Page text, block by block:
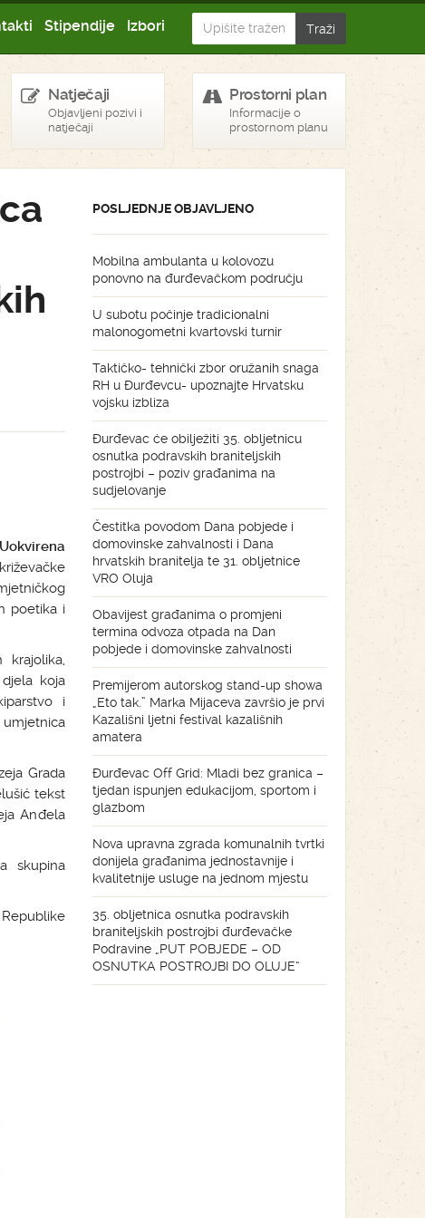
Stipendije Izbori
Natječaji
Objavljeni pozivi i
natječaji
Prostorni plan
Informacije o
prostornom planu
Uokvirena
poetika i
krajolika,
koja
i
umjetnica
Grada
tekst
Anđela
skupina
POSLJEDNJE OBJAVLJENO
Mobilna ambulanta u kolovozu
ponovno na đurđevačkom području
U subotu počinje tradicionalni
malonogometni kvartovski turnir
Taktičko- tehnički zbor oružanih snaga
RH u Đurđevcu- upoznajte Hrvatsku
vojsku izbliza
Đurđevac će obilježiti 35. obljetnicu
osnutka podravskih braniteljskih
postrojbi – poziv građanima na
sudjelovanje
Čestitka povodom Dana pobjede i
domovinske zahvalnosti i Dana
hrvatskih branitelja te 31. obljetnice
VRO Oluja
Obavijest građanima o promjeni
termina odvoza otpada na Dan
pobjede i domovinske zahvalnosti
Premijerom autorskog stand-up showa
„Eto tak.” Marka Mijaceva završio je prvi
Kazališni ljetni festival kazališnih
amatera
Đurđevac Off Grid: Mladi bez granica –
tjedan ispunjen edukacijom, sportom i
glazbom
Nova upravna zgrada komunalnih tvrtki
donijela građanima jednostavnije i
kvalitetnije usluge na jednom mjestu
35. obljetnica osnutka podravskih
braniteljskih postrojbi đurđevačke
Podravine „PUT POBJEDE – OD
OSNUTKA POSTROJBI DO OLUJE“